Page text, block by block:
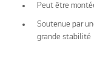
Peut être
Soutenue par
grande stabilité